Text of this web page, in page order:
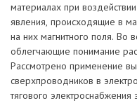
материалах при
явления, происходящие в
на них магнитного поля. Во
облегчающие понимание
Рассмотрено применение
сверхпроводников в
тягового